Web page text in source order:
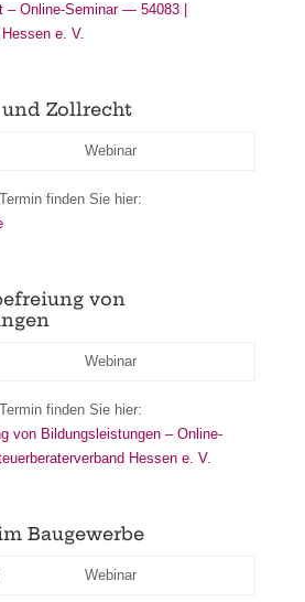
– Online-Seminar — 54083 |
e. V.
und Zollrecht
Webinar
finden Sie hier:
von
Webinar
finden Sie hier:
von Bildungsleistungen – Online-
Hessen e. V.
Baugewerbe
Webinar